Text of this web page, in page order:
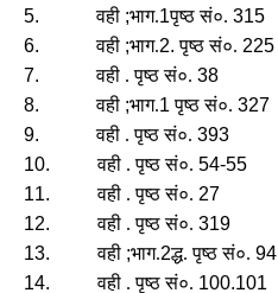
5.वही ;भाग.1पृष्ठ सं०. 315
6.वही ;भाग.2.पृष्ठ सं०. 225
7.वही . पृष्ठ सं०. 38
8.वही ;भाग.1 पृष्ठ सं०. 327
9.वही . पृष्ठ सं०. 393
10.वही . पृष्ठ सं०. 54-55
11.वही . पृष्ठ सं०. 27
12.वही . पृष्ठ सं०. 319
13.वही ;भाग.2द्ध. पृष्ठ सं०. 94
14.वही . पृष्ठ सं०. 100.101